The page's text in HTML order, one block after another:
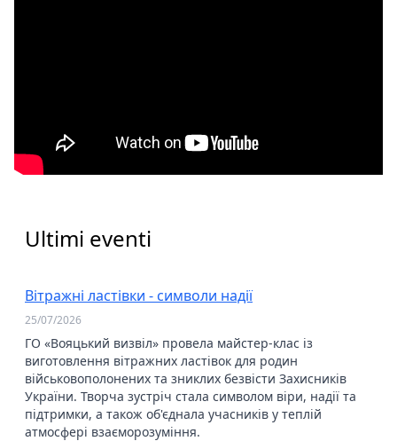
Ultimi eventi
Вітражні ластівки - символи надії
25/07/2026
ГО «Вояцький визвіл» провела майстер-клас із
виготовлення вітражних ластівок для родин
військовополонених та зниклих безвісти Захисників
України. Творча зустріч стала символом віри, надії та
підтримки, а також об'єднала учасників у теплій
атмосфері взаєморозуміння.